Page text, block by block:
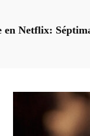
Netflix: